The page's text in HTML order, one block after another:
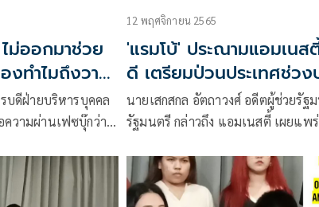
ม่ออกมาช่วย
งทำไมถึงวาง
บดีฝ่ายบริหารบุคคล
วามผ่านเฟซบุ๊กว่า
นแรง และก็ไม่แปลก
12 พฤศจิกายน 2565
'แรมโบ้' ประณามแอมเน
ดี เตรียมป่วนประเทศช่วง
นายเสกสกล อัตถาวงศ์ อดีตผู้ช่วยรัฐ
รัฐมนตรี กล่าวถึง แอมเนสตี้ เผยแพ
ประชุม APEC2022 และ เครือข่าย
เตรียมก่อม็อบประท้วงคู่ขนาน